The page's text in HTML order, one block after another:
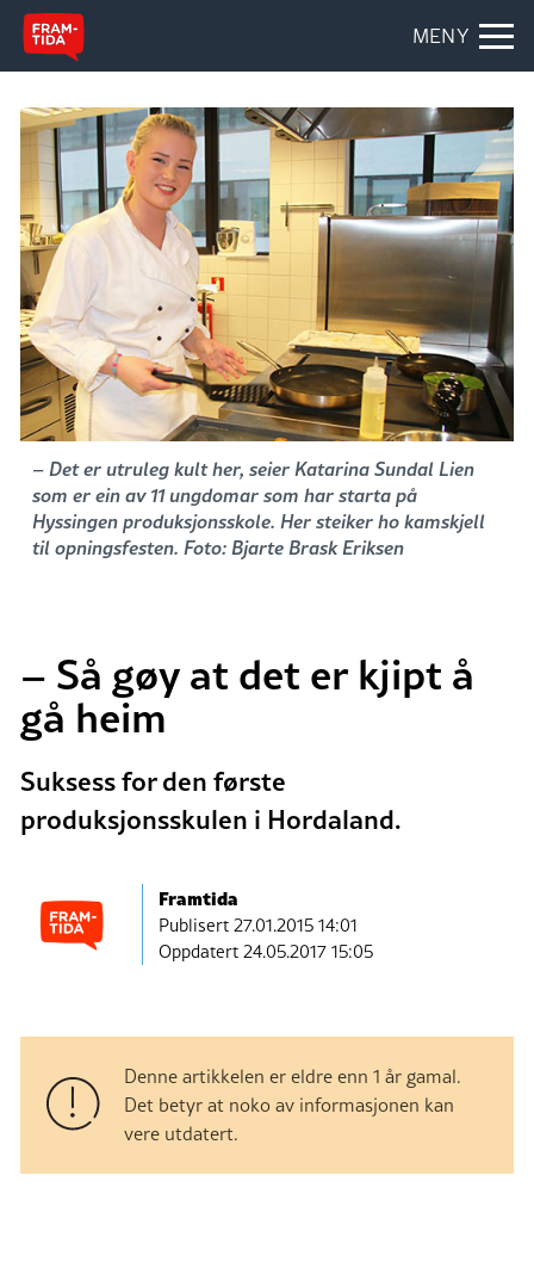
MENY
– Det er utruleg kult her, seier Katarina Sundal Lien
som er ein av 11 ungdomar som har starta på
Hyssingen produksjonsskole. Her steiker ho kamskjell
til opningsfesten. Foto: Bjarte Brask Eriksen
– Så gøy at det er kjipt å
gå heim
Suksess for den første
produksjonsskulen i Hordaland.
Framtida
Publisert27.01.2015 14:01
Oppdatert 24.05.2017 15:05
Denne artikkelen er eldre enn 1 år gamal.
Det betyr at noko av informasjonen kan
vere utdatert.